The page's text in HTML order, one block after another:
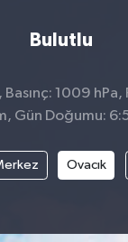
Bulutlu
, Basınç: 1009
Gün Doğumu:
Ovacık